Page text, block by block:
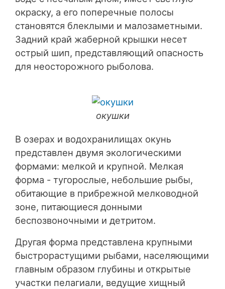
окраску, а его поперечные полосы
становятся блеклыми и малозаметными.
Задний край жаберной крышки несет
острый шип, представляющий опасность
для неосторожного рыболова.
окушки
В озерах и водохранилищах окунь
представлен двумя экологическими
формами: мелкой и крупной. Мелкая
форма - тугорослые, небольшие рыбы,
обитающие в прибрежной мелководной
зоне, питающиеся донными
беспозвоночными и детритом.
Другая форма представлена крупными
быстрорастущими рыбами, населяющими
главным образом глубины и открытые
участки пелагиали, ведущие хищный